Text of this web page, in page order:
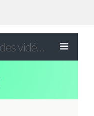
Debilos.fr - Le top des vidéos drôles du WEB !